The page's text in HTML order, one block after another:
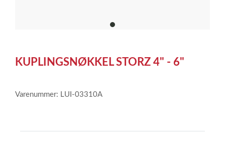
item
of
KUPLINGSNØKKEL STORZ 4" - 6"
Varenummer: LUI-03310A